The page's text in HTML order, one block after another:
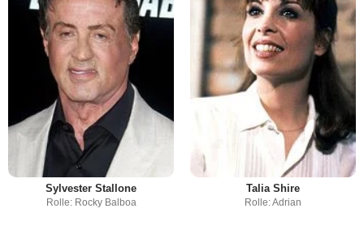
Sylvester Stallone
Rolle: Rocky Balboa
Talia Shire
Rolle: Adrian